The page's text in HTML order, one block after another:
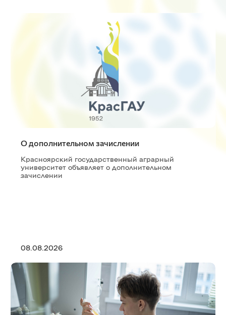
О дополнительном зачислении
Красноярский государственный аграрный
университет объявляет о дополнительном
зачислении
08.08.2026